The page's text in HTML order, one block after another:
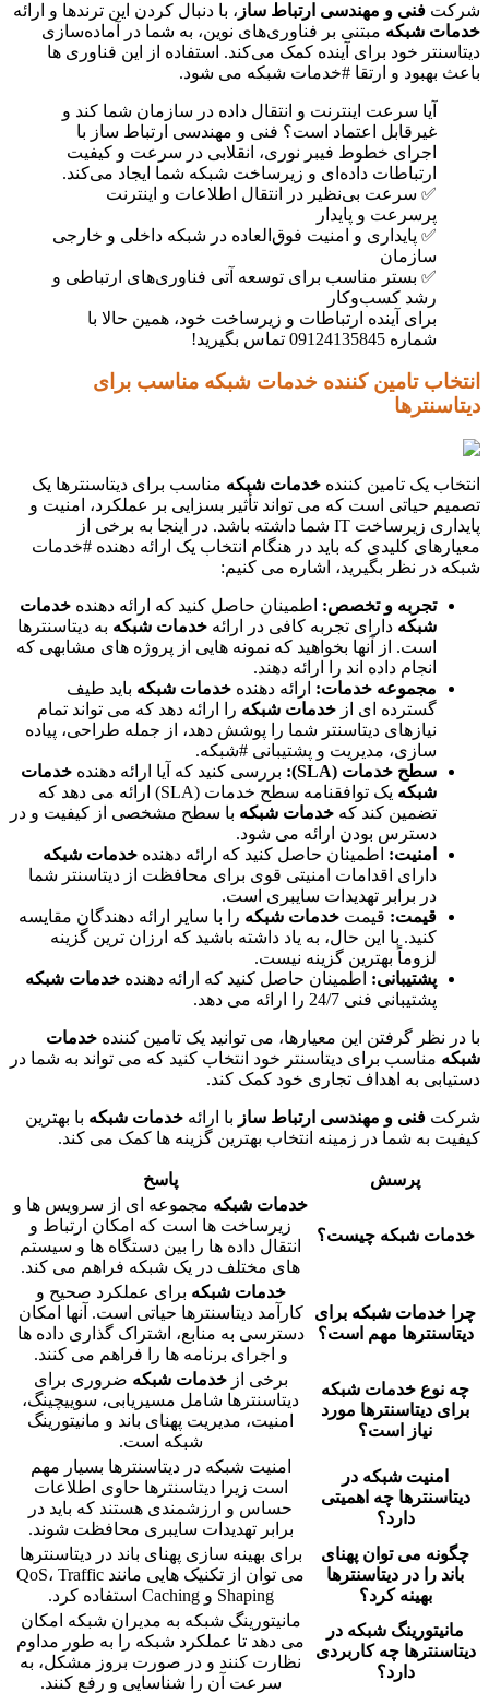
شرکت فنی و مهندسی ارتباط ساز ، با دنبال کردن این ترندها و ارائه
خدمات شبکه مبتنی بر فناوری‌های نوین، به شما در آماده‌سازی
دیتاسنتر خود برای آینده کمک می‌کند. استفاده از این فناوری ها
باعث بهبود و ارتقا #خدمات شبکه می شود.
آیا سرعت اینترنت و انتقال داده در سازمان شما کند و
غیرقابل اعتماد است؟ فنی و مهندسی ارتباط ساز با
اجرای خطوط فیبر نوری، انقلابی در سرعت و کیفیت
ارتباطات داده‌ای و زیرساخت شبکه شما ایجاد می‌کند.
✅ سرعت بی‌نظیر در انتقال اطلاعات و اینترنت
پرسرعت و پایدار
✅ پایداری و امنیت فوق‌العاده در شبکه داخلی و خارجی
سازمان
✅ بستر مناسب برای توسعه آتی فناوری‌های ارتباطی و
رشد کسب‌وکار
برای آینده ارتباطات و زیرساخت خود، همین حالا با
شماره 09124135845 تماس بگیرید!
انتخاب تامین کننده خدمات شبکه مناسب برای
دیتاسنترها
انتخاب یک تامین کننده خدمات شبکه مناسب برای دیتاسنترها یک
تصمیم حیاتی است که می تواند تأثیر بسزایی بر عملکرد، امنیت و
پایداری زیرساخت IT شما داشته باشد. در اینجا به برخی از
معیارهای کلیدی که باید در هنگام انتخاب یک ارائه دهنده #خدمات
شبکه در نظر بگیرید، اشاره می کنیم:
تجربه و تخصص: اطمینان حاصل کنید که ارائه دهنده خدمات
شبکه دارای تجربه کافی در ارائه خدمات شبکه به دیتاسنترها
است. از آنها بخواهید که نمونه هایی از پروژه های مشابهی که
انجام داده اند را ارائه دهند.
مجموعه خدمات: ارائه دهنده خدمات شبکه باید طیف
گسترده ای از خدمات شبکه را ارائه دهد که می تواند تمام
نیازهای دیتاسنتر شما را پوشش دهد، از جمله طراحی، پیاده
سازی، مدیریت و پشتیبانی #شبکه.
سطح خدمات (SLA):
بررسی کنید که آیا ارائه دهنده خدمات
شبکه
یک توافقنامه سطح خدمات (SLA) ارائه می دهد که
تضمین کند که خدمات شبکه با سطح مشخصی از کیفیت و در
دسترس بودن ارائه می شود.
امنیت: اطمینان حاصل کنید که ارائه دهنده خدمات شبکه
دارای اقدامات امنیتی قوی برای محافظت از دیتاسنتر شما
در برابر تهدیدات سایبری است.
قیمت: قیمت خدمات شبکه را با سایر ارائه دهندگان مقایسه
کنید. با این حال، به یاد داشته باشید که ارزان ترین گزینه
لزوماً بهترین گزینه نیست.
پشتیبانی: اطمینان حاصل کنید که ارائه دهنده خدمات شبکه
پشتیبانی فنی 24/7 را ارائه می دهد.
با در نظر گرفتن این معیارها، می توانید یک تامین کننده خدمات
شبکه مناسب برای دیتاسنتر خود انتخاب کنید که می تواند به شما در
دستیابی به اهداف تجاری خود کمک کند.
شرکت فنی و مهندسی ارتباط ساز با ارائه خدمات شبکه با بهترین
کیفیت به شما در زمینه انتخاب بهترین گزینه ها کمک می کند.
پرسش پاسخ
خدمات شبکه چیست؟
خدمات شبکه مجموعه ای از سرویس ها و
زیرساخت ها است که امکان ارتباط و
انتقال داده ها را بین دستگاه ها و سیستم
های مختلف در یک شبکه فراهم می کند.
چرا خدمات شبکه برای
دیتاسنترها مهم است؟
خدمات شبکه برای عملکرد صحیح و
کارآمد دیتاسنترها حیاتی است. آنها امکان
دسترسی به منابع، اشتراک گذاری داده ها
و اجرای برنامه ها را فراهم می کنند.
چه نوع خدمات شبکه
برای دیتاسنترها مورد
نیاز است؟
برخی ازخدمات شبکه ضروری برای
دیتاسنترها شامل مسیریابی، سوییچینگ،
امنیت، مدیریت پهنای باند و مانیتورینگ
شبکه است.
امنیت شبکه در
دیتاسنترها چه اهمیتی
دارد؟
امنیت شبکه در دیتاسنترها بسیار مهم
است زیرا دیتاسنترها حاوی اطلاعات
حساس و ارزشمندی هستند که باید در
برابر تهدیدات سایبری محافظت شوند.
چگونه می توان پهنای
باند را در دیتاسنترها
بهینه کرد؟
برای بهینه سازی پهنای باند در دیتاسنترها
می توان از تکنیک هایی مانند QoS، Traffic
Shaping و Caching استفاده کرد.
مانیتورینگ شبکه در
دیتاسنترها چه کاربردی
دارد؟
مانیتورینگ شبکه به مدیران شبکه امکان
می دهد تا عملکرد شبکه را به طور مداوم
نظارت کنند و در صورت بروز مشکل، به
سرعت آن را شناسایی و رفع کنند.